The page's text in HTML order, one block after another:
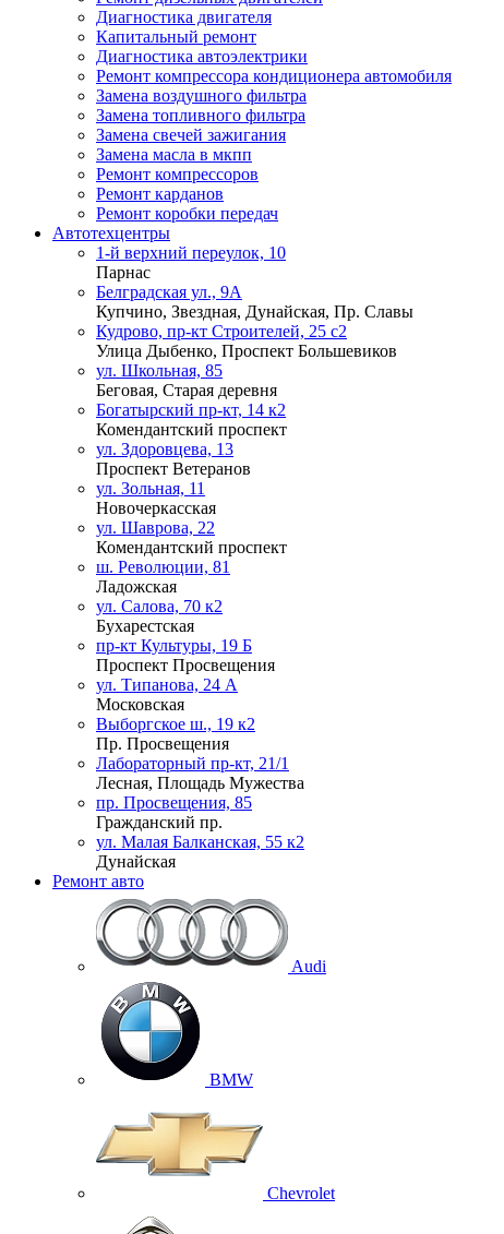
Диагностика двигателя
Капитальный ремонт
Диагностика автоэлектрики
Ремонт компрессора кондиционера автомобиля
Замена воздушного фильтра
Замена топливного фильтра
Замена свечей зажигания
Замена масла в мкпп
Ремонт компрессоров
Ремонт карданов
Ремонт коробки передач
Автотехцентры
1-й верхний переулок, 10
Парнас
Белградская ул., 9А
Купчино, Звездная, Дунайская, Пр. Славы
Кудрово, пр-кт Строителей, 25 с2
Улица Дыбенко, Проспект Большевиков
ул. Школьная, 85
Беговая, Старая деревня
Богатырский пр-кт, 14 к2
Комендантский проспект
ул. Здоровцева, 13
Проспект Ветеранов
ул. Зольная, 11
Новочеркасская
ул. Шаврова, 22
Комендантский проспект
ш. Революции, 81
Ладожская
ул. Салова, 70 к2
Бухарестская
пр-кт Культуры, 19 Б
Проспект Просвещения
ул. Типанова, 24 А
Московская
Выборгское ш., 19 к2
Пр. Просвещения
Лабораторный пр-кт, 21/1
Лесная, Площадь Мужества
пр. Просвещения, 85
Гражданский пр.
ул. Малая Балканская, 55 к2
Дунайская
Ремонт авто
Audi
BMW
Chevrolet